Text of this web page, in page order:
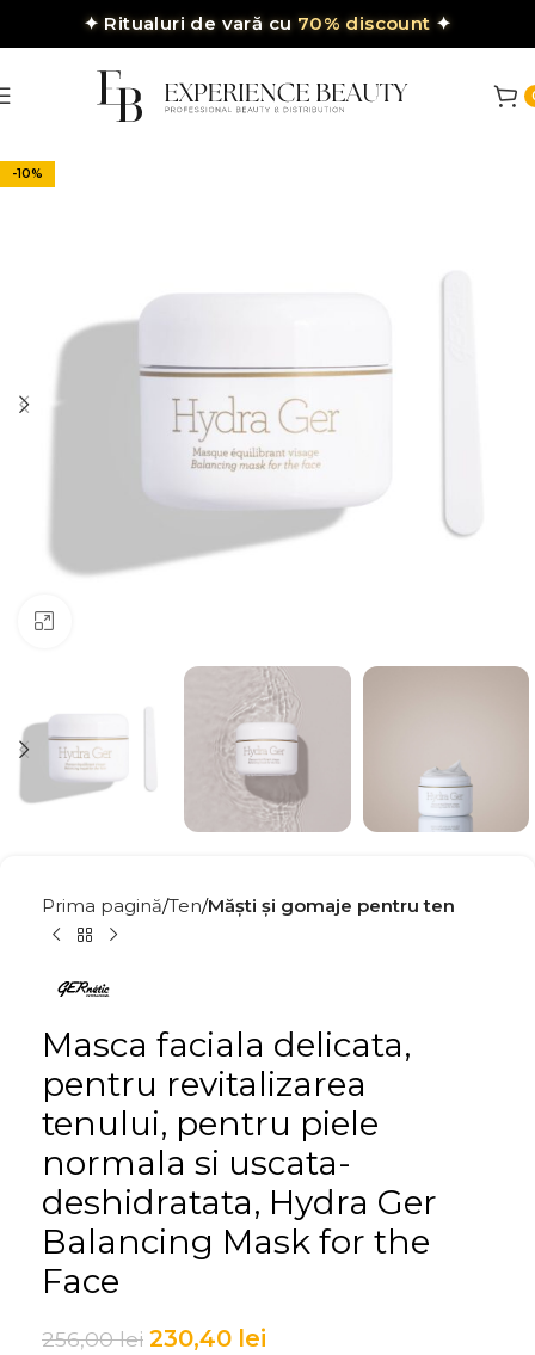
✦ Ritualuri de vară cu 70% discount ✦
-10%
Prima pagină Ten Măști și gomaje pentru ten
Masca faciala delicata,
pentru revitalizarea
tenului, pentru piele
normala si uscata-
deshidratata, Hydra Ger
Balancing Mask for the
Face
256,00lei 230,40 lei